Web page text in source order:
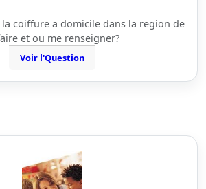
coiffure a domicile dans la region de
et ou me renseigner?
Voir l'Question